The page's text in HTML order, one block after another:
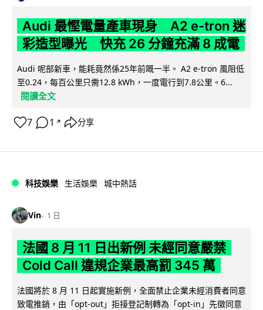
Audi 最慳電量產車現身 A2 e-tron 迷
彩造型曝光 快充 26 分鐘充滿 8 成電
Audi 呢部新車，能耗竟然係25年前嘅一半。 A2 e-tron 風阻低
至0.24，每百公里只需12.8 kWh，一度電行到7.8公里。6...
閱讀全文
7 1 ↗ 分享
科技娛樂 生活娛樂 城中熱話
Vin 1 日
法國 8 月 11 日出新例 未經同意嚴禁
Cold Call 違規企業最高罰 345 萬
法國將於 8 月 11 日起實施新例，全面禁止企業未經消費者同意
致電推銷，由「opt-out」拒接登記制轉為「opt-in」先徵同意